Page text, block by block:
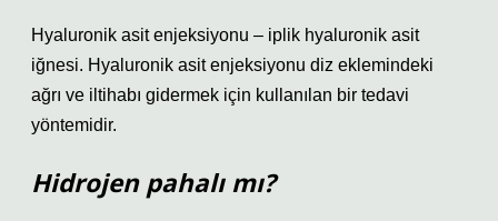
Hyaluronik asit enjeksiyonu – iplik hyaluronik asit
iğnesi. Hyaluronik asit enjeksiyonu diz eklemindeki
ağrı ve iltihabı gidermek için kullanılan bir tedavi
yöntemidir.
Hidrojen pahalı mı?